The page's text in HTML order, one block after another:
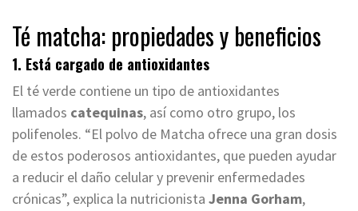
Té matcha: propiedades y beneficios
1. Está cargado de antioxidantes
El té verde contiene un tipo de antioxidantes
llamados catequinas, así como otro grupo, los
polifenoles. “El polvo de Matcha ofrece una gran dosis
de estos poderosos antioxidantes, que pueden ayudar
a reducir el daño celular y prevenir enfermedades
crónicas”, explica la nutricionista Jenna Gorham,